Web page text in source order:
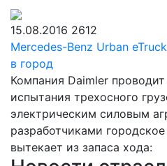
15.08.2016 2612
Mercedes-Benz Urban
в город
Компания Daimler
испытания трехосного
электрическим силовым
разработчиками
вытекает из запаса хода: